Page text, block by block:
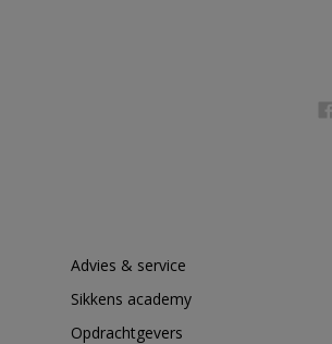
Advies & service
Sikkens academy
Opdrachtgevers